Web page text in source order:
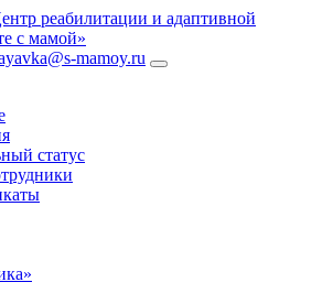
реабилитации и адаптивной
с мамой»
mamoy.ru
статус